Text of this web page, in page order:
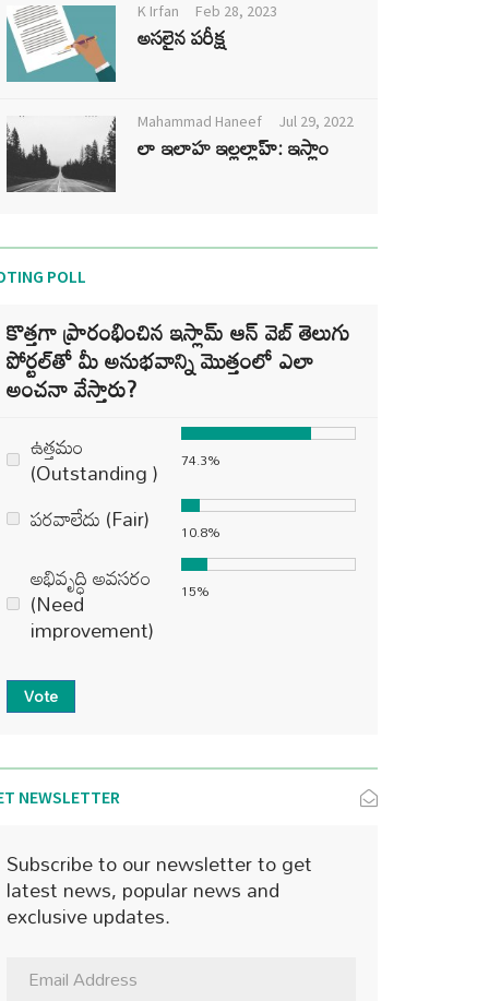
K Irfan Feb 28, 2023
అసలైన పరీక్ష
Mahammad Haneef Jul 29, 2022
లా ఇలాహ ఇల్లల్లాహ్: ఇస్లాం
POLL
కొత్తగా ప్రారంభించిన ఇస్లామ్ ఆన్ వెబ్ తెలుగు
పోర్టల్‌తో మీ అనుభవాన్ని మొత్తంలో ఎలా
అంచనా వేస్తారు?
ఉత్తమం
(Outstanding ) 74.3%
పరవాలేదు (Fair) 10.8%
అభివృద్ధి అవసరం
(Need
improvement)
15%
Vote
NEWSLETTER
Subscribe to our newsletter to get
latest news, popular news and
exclusive updates.